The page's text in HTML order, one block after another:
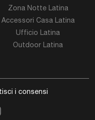
Zona Notte Latina
Accessori Casa Latina
Ufficio Latina
Outdoor Latina
i consensi